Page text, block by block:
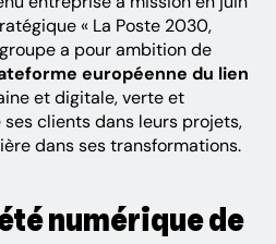
« La Poste 2030,
a pour ambition de
européenne du lien
et digitale, verte et
clients dans leurs projets,
dans ses transformations.
numérique de